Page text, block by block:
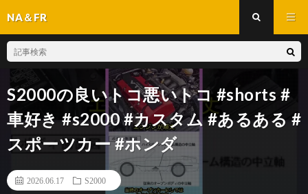
NA＆FR
S2000の良いトコ悪いトコ #shorts #
車好き #s2000 #カスタム #あるある #
スポーツカー #ホンダ
2026.06.17 S2000